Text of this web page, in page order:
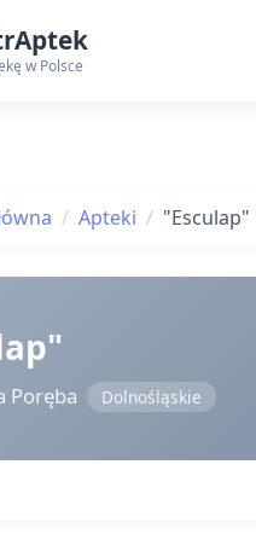
w Polsce
Apteki "Esculap"
Poręba Dolnośląskie